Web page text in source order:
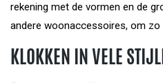
rekening met de vormen en de
andere woonaccessoires, om
KLOKKEN IN VELE